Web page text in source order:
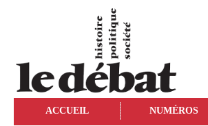
ACCUEIL NUMÉROS